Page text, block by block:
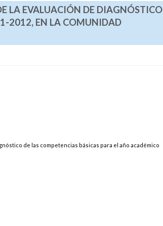
LA EVALUACIÓN DE DIAGNÓSTICO
2012, EN LA COMUNIDAD
de las competencias básicas para el año académico